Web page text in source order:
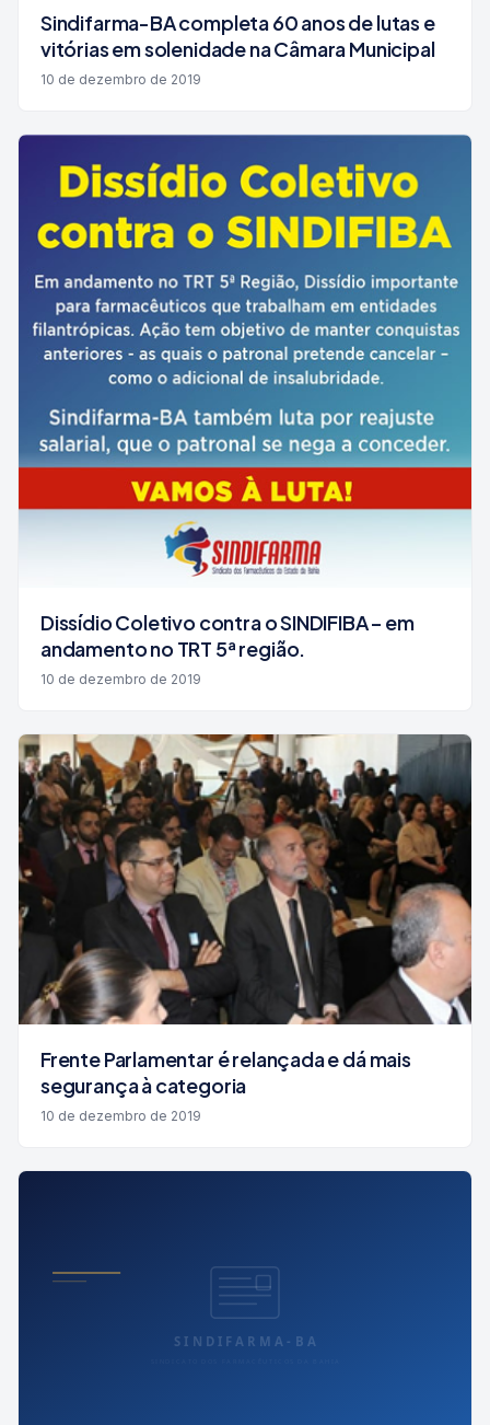
Sindifarma-BA completa 60 anos de lutas e
vitórias em solenidade na Câmara Municipal
10 de dezembro de 2019
Dissídio Coletivo contra o SINDIFIBA – em
andamento no TRT 5ª região.
10 de dezembro de 2019
Frente Parlamentar é relançada e dá mais
segurança à categoria
10 de dezembro de 2019